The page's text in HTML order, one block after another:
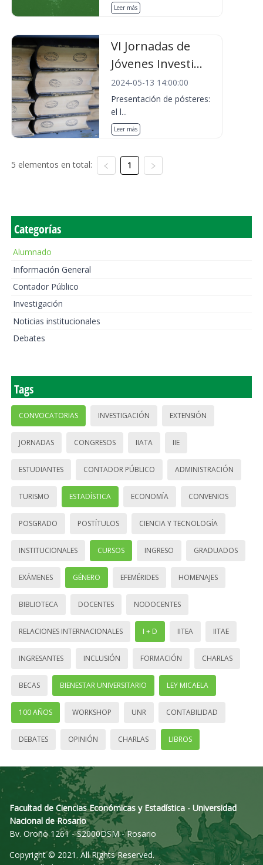
Leer más
VI Jornadas de
Jóvenes Investi...
2024-05-13 14:00:00
Presentación de pósteres:
el l...
Leer más
5 elementos en total: 1
Categorías
Alumnado
Información General
Contador Público
Investigación
Noticias institucionales
Debates
Tags
CONVOCATORIAS INVESTIGACIÓN EXTENSIÓN
JORNADAS CONGRESOS IIATA IIE
ESTUDIANTES CONTADOR PÚBLICO ADMINISTRACIÓN
TURISMO ESTADÍSTICA ECONOMÍA CONVENIOS
POSGRADO POSTÍTULOS CIENCIA Y TECNOLOGÍA
INSTITUCIONALES CURSOS INGRESO GRADUADOS
EXÁMENES GÉNERO EFEMÉRIDES HOMENAJES
BIBLIOTECA DOCENTES NODOCENTES
RELACIONES INTERNACIONALES I + D IITEA IITAE
INGRESANTES INCLUSIÓN FORMACIÓN CHARLAS
BECAS BIENESTAR UNIVERSITARIO LEY MICAELA
100 AÑOS WORKSHOP UNR CONTABILIDAD
DEBATES OPINIÓN CHARLAS LIBROS
Facultad de Ciencias Económicas y Estadística - Universidad
Nacional de Rosario
Bv. Oroño 1261 - S2000DSM - Rosario
Copyright © 2021. All Rights Reserved.